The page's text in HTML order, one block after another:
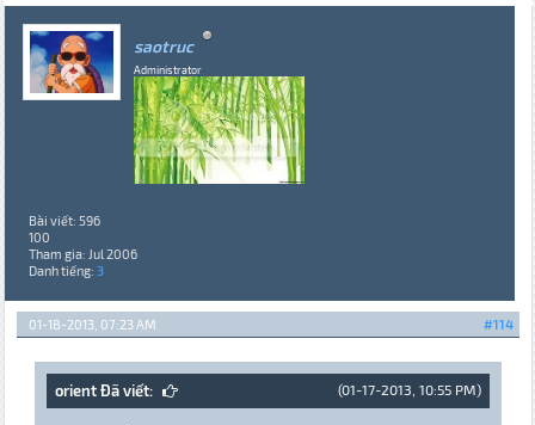
saotruc
Administrator
Bài viết: 596
100
Tham gia: Jul 2006
Danh tiếng: 3
#114
01-18-2013, 07:23 AM
(01-17-2013, 10:55 PM)
orient Đã viết: